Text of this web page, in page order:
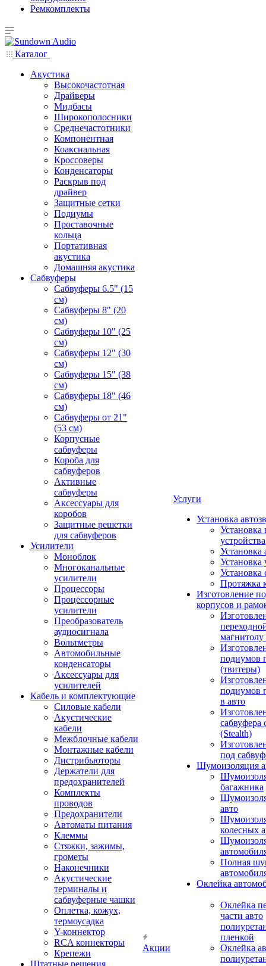
Ремкомплекты
Каталог
Акустика
Высокочастотная
Драйверы
Мидбасы
Широкополосники
Среднечастотники
Компонентная
Коаксиальная
Кроссоверы
Конденсаторы
Раскрыв под
драйвер
Защитные сетки
Подиумы
Проставочные
кольца
Портативная
акустика
Домашняя акустика
Сабвуферы
Сабвуферы 6.5" (15
см)
Сабвуферы 8" (20
см)
Сабвуферы 10" (25
см)
Сабвуферы 12" (30
см)
Сабвуферы 15" (38
см)
Сабвуферы 18" (46
см)
Сабвуферы от 21"
(53 см)
Корпусные
сабвуферы
Короба для
сабвуферов
Активные
сабвуферы
Аксессуары для
коробов
Защитные решетки
для сабвуферов
Усилители
Моноблок
Многоканальные
усилители
Процессоры
Процессорные
усилители
Преобразователь
аудиосигнала
Вольтметры
Автомобильные
конденсаторы
Аксессуары для
усилителей
Кабель и комплектующие
Силовые кабели
Акустические
кабели
Межблочные кабели
Монтажные кабели
Дистрибьюторы
Держатели для
предохранителей
Комплекты
проводов
Предохранители
Автоматы питания
Клеммы
Стяжки, зажимы,
грометы
Наконечники
Акустические
терминалы и
сабвуферные чашки
Оплетка, кожух,
термоусадка
Y-коннектор
RCA коннекторы
Крепежи
Штатные решения
Акции
Услуги
Установка
Установка
устройства
Установка
Установка
Установка
Протяжка
Изготовление
корпусов и
подиумов
(твитеры)
подиумов
в авто
сабвуфера
(Stealth)
под
Шумоизоляция
багажника
авто
колесных
Полная
Оклейка
Оклейка
части авто
пленкой
Оклейка